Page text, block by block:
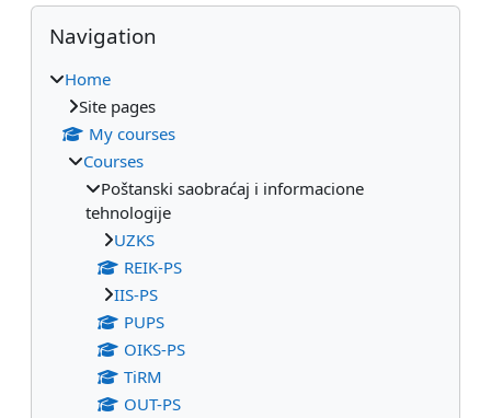
Blocks
Skip Navigation
Navigation
Home
Site pages
My courses
Courses
Poštanski saobraćaj i informacione
tehnologije
UZKS
REIK-PS
IIS-PS
PUPS
OIKS-PS
TiRM
OUT-PS